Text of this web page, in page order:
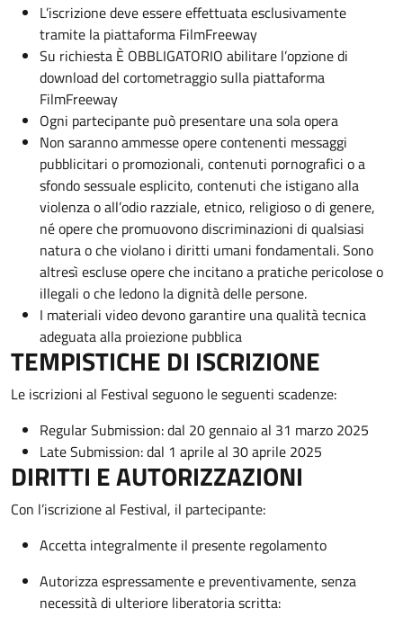
L’iscrizione deve essere effettuata esclusivamente
tramite la piattaforma FilmFreeway
Su richiesta È OBBLIGATORIO abilitare l’opzione di
download del cortometraggio sulla piattaforma
FilmFreeway
Ogni partecipante può presentare una sola opera
Non saranno ammesse opere contenenti messaggi
pubblicitari o promozionali, contenuti pornografici o a
sfondo sessuale esplicito, contenuti che istigano alla
violenza o all’odio razziale, etnico, religioso o di genere,
né opere che promuovono discriminazioni di qualsiasi
natura o che violano i diritti umani fondamentali. Sono
altresì escluse opere che incitano a pratiche pericolose o
illegali o che ledono la dignità delle persone.
I materiali video devono garantire una qualità tecnica
adeguata alla proiezione pubblica
TEMPISTICHE DI ISCRIZIONE
Le iscrizioni al Festival seguono le seguenti scadenze:
Regular Submission: dal 20 gennaio al 31 marzo 2025
Late Submission: dal 1 aprile al 30 aprile 2025
DIRITTI E AUTORIZZAZIONI
Con l’iscrizione al Festival, il partecipante:
Accetta integralmente il presente regolamento
Autorizza espressamente e preventivamente, senza
necessità di ulteriore liberatoria scritta: